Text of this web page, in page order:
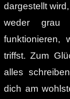
dargestellt
weder
funktionieren,
triffst. Zum
alles
dich am